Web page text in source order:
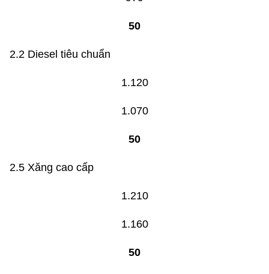
50
2.2 Diesel tiêu chuẩn
1.120
1.070
50
2.5 Xăng cao cấp
1.210
1.160
50